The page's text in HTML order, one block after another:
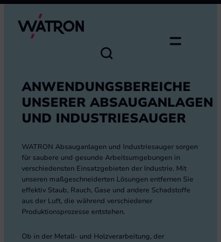
Inhalt
springen
ANWENDUNGSBEREICHE
UNSERER ABSAUGANLAGEN
UND INDUSTRIESAUGER
WATRON Absauganlagen und Industriesauger sorgen
für saubere und gesunde Arbeitsumgebungen in
verschiedensten Einsatzgebieten der Industrie. Mit
unseren maßgeschneiderten Lösungen entfernen Sie
effektiv Staub, Rauch, Gase und andere Schadstoffe
aus der Luft, die während verschiedener
Produktionsprozesse entstehen.
Ob in der Metall- und Holzverarbeitung, der